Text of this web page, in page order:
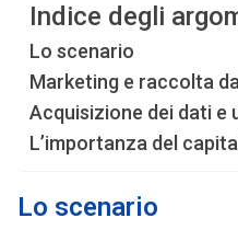
Indice degli
Lo scenario
Marketing e raccolta
Acquisizione dei dati e
L’importanza del
Lo scenario